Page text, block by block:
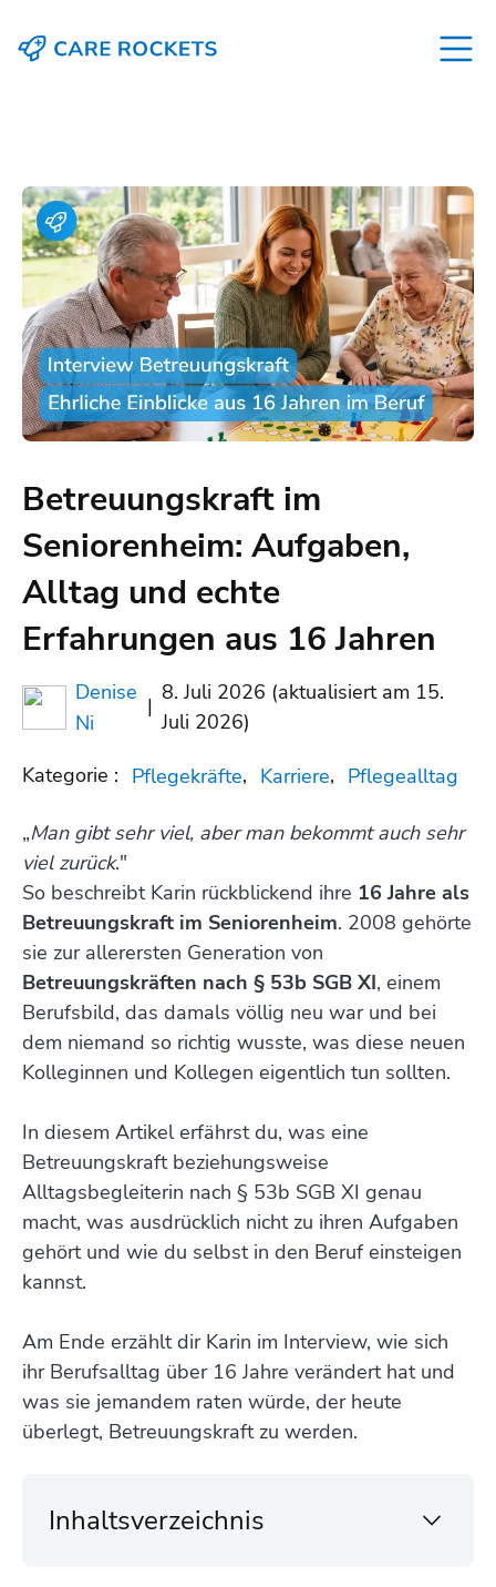
Betreuungskraft im
Seniorenheim: Aufgaben,
Alltag und echte
Erfahrungen aus 16 Jahren
Denise
Ni
|
8. Juli 2026 (aktualisiert am 15.
Juli 2026)
Kategorie : Pflegekräfte, Karriere, Pflegealltag
„Man gibt sehr viel, aber man bekommt auch sehr
viel zurück."
So beschreibt Karin rückblickend ihre 16 Jahre als
Betreuungskraft im Seniorenheim. 2008 gehörte
sie zur allerersten Generation von
Betreuungskräften nach § 53b SGB XI, einem
Berufsbild, das damals völlig neu war und bei
dem niemand so richtig wusste, was diese neuen
Kolleginnen und Kollegen eigentlich tun sollten.
In diesem Artikel erfährst du, was eine
Betreuungskraft beziehungsweise
Alltagsbegleiterin nach § 53b SGB XI genau
macht, was ausdrücklich nicht zu ihren Aufgaben
gehört und wie du selbst in den Beruf einsteigen
kannst.
Am Ende erzählt dir Karin im Interview, wie sich
ihr Berufsalltag über 16 Jahre verändert hat und
was sie jemandem raten würde, der heute
überlegt, Betreuungskraft zu werden.
Inhaltsverzeichnis